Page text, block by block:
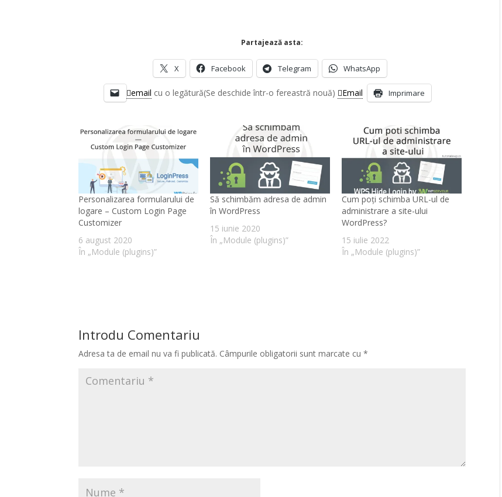
Partajează asta:
X Facebook Telegram WhatsApp
email cu o legătură(Se deschide într-o fereastră nouă) Email Imprimare
Personalizarea formularului de
logare – Custom Login Page
Customizer
6 august 2020
În „Module (plugins)”
Să schimbăm adresa de admin
în WordPress
15 iunie 2020
În „Module (plugins)”
Cum poți schimba URL-ul de
administrare a site-ului
WordPress?
15 iulie 2022
În „Module (plugins)”
Introdu Comentariu
Adresa ta de email nu va fi publicată. Câmpurile obligatorii sunt marcate cu*